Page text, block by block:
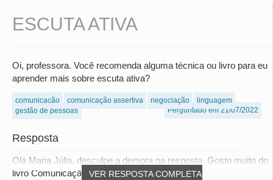
ESCUTA ATIVA
Oi, professora. Você recomenda alguma técnica ou livro para eu
aprender mais sobre escuta ativa?
comunicação comunicação assertiva negociação
linguagem
gestão de pessoas
Perguntado em 21/07/2022
Resposta
VER RESPOSTA COMPLETA
Olá Maria Júlia, desculpe a demora na resposta. Gosto muito do
livro Comunicação Não-violenta, de Ma...